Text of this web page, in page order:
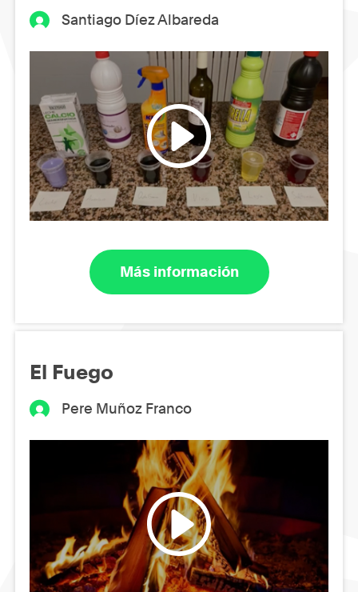
Santiago Díez Albareda
Más información
El Fuego
Pere Muñoz Franco